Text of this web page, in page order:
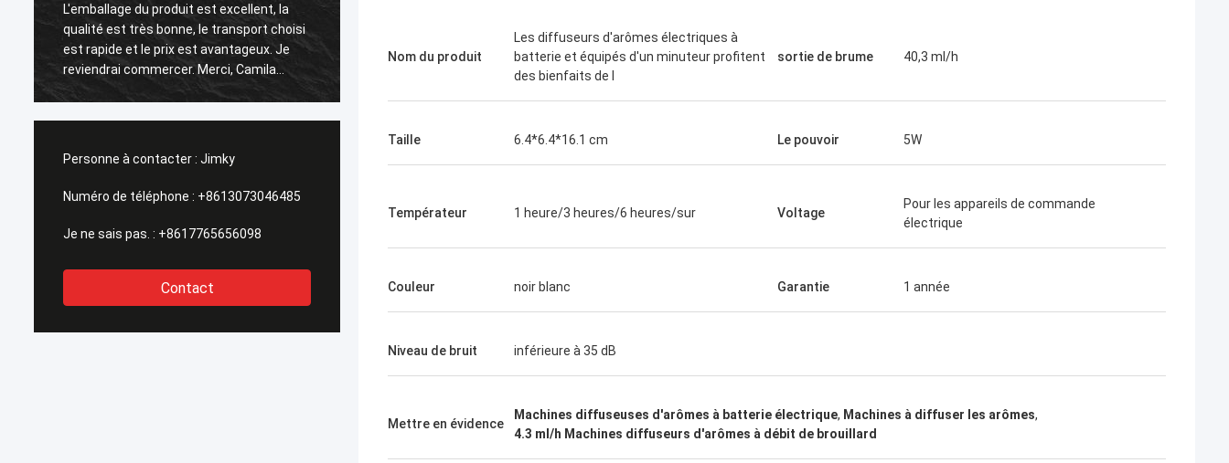
L'emballage du produit est excellent, la
qualité est très bonne, le transport choisi
est rapide et le prix est avantageux. Je
reviendrai commercer. Merci, Camila
Cabello, pour tout ce que vous avez fait.
qualité est très bonne, le transport choisi
est rapide et le prix est avantageux. Je
reviendrai commercer. Merci, Camila
Personne à contacter : Jimky
Numéro de téléphone : +8613073046485
Je ne sais pas. : +8617765656098
Contact
Nom du produit
Les diffuseurs d'arômes électriques à
batterie et équipés d'un minuteur profitent
des bienfaits de l
sortie de brume 40,3 ml/h
Taille 6.4*6.4*16.1 cm Le pouvoir 5W
Températeur 1 heure/3 heures/6 heures/sur Voltage
Pour les appareils de commande
électrique
Couleur noir blanc Garantie 1 année
Niveau de bruit inférieure à 35 dB
Mettre en évidence
Machines diffuseuses d'arômes à batterie électrique, Machines à diffuser les arômes,
4.3 ml/h Machines diffuseurs d'arômes à débit de brouillard